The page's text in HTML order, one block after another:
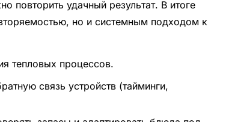
повторить удачный результат. В итоге
но и системным подходом к
тепловых процессов.
связь устройств (тайминги,